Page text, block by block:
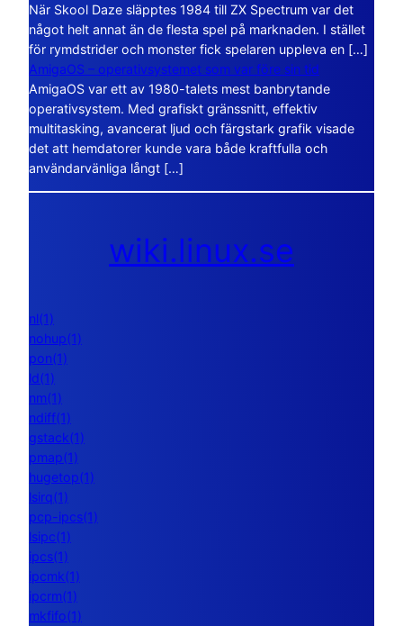
När Skool Daze släpptes 1984 till ZX Spectrum var det
något helt annat än de flesta spel på marknaden. I stället
för rymdstrider och monster fick spelaren uppleva en […]
AmigaOS – operativsystemet som var före sin tid
AmigaOS var ett av 1980-talets mest banbrytande
operativsystem. Med grafiskt gränssnitt, effektiv
multitasking, avancerat ljud och färgstark grafik visade
det att hemdatorer kunde vara både kraftfulla och
användarvänliga långt […]
wiki.linux.se
nl(1)
nohup(1)
pon(1)
ld(1)
nm(1)
ndiff(1)
gstack(1)
pmap(1)
hugetop(1)
lsirq(1)
pcp-ipcs(1)
lsipc(1)
ipcs(1)
ipcmk(1)
ipcrm(1)
mkfifo(1)